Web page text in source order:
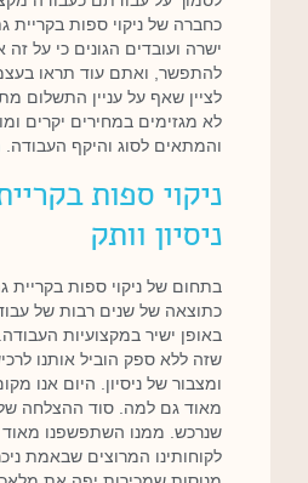
כחברה של ניקוי ספות
ישרה ועובדים הגונים כי על
להתפשר, ואתם עוד תראו
לציין שאף על עניין התשלום
לא מגזימים במחירים יקרים
והמתאים לסוג והיקף העבודה.
ניקוי ספות
ניסיון וותק
בתחום של ניקוי ספות בקריית
כתוצאה של שנים רבות של
באופן ישיר במקצועיות
שזה ללא ספק הוביל אותנו
ומצבור של ניסיון. היום אנו
מאוד גם למה. סוד ההצלחה
שנרכש. ממנו השתפשפנו מאוד
לקוחותינו המרוצים שבאמת